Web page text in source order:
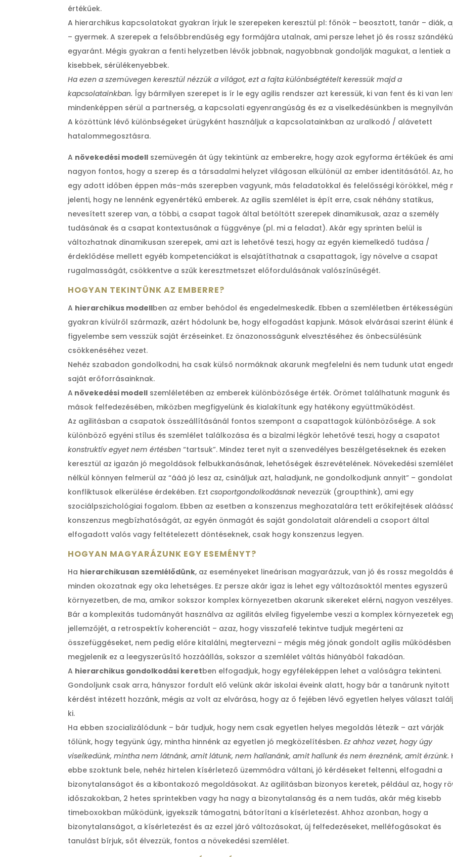
értékűek.
A hierarchikus kapcsolatokat gyakran írjuk le szerepeken keresztül pl: főnök – beosztott, tanár – diák,
– gyermek. A szerepek a felsőbbrendűség egy formájára utalnak, ami persze lehet jó és rossz szándékú
egyaránt. Mégis gyakran a fenti helyzetben lévők jobbnak, nagyobbnak gondolják magukat, a lentiek a
kisebbek, sérülékenyebbek.
Ha ezen a szemüvegen keresztül nézzük a világot, ezt a fajta különbségtételt keressük majd a
kapcsolatainkban. Így bármilyen szerepet is ír le egy agilis rendszer azt keressük, ki van fent és ki van
mindenképpen sérül a partnerség, a kapcsolati egyenrangúság és ez a viselkedésünkben is
A közöttünk lévő különbségeket ürügyként használjuk a kapcsolatainkban az uralkodó / alávetett
hatalommegosztásra.
A növekedési modell szemüvegén át úgy tekintünk az emberekre, hogy azok egyforma értékűek és ami
nagyon fontos, hogy a szerep és a társadalmi helyzet világosan elkülönül az ember identitásától. Az,
egy adott időben éppen más-más szerepben vagyunk, más feladatokkal és felelősségi körökkel, még
jelenti, hogy ne lennénk egyenértékű emberek. Az agilis szemlélet is épít erre, csak néhány statikus,
nevesített szerep van, a többi, a csapat tagok által betöltött szerepek dinamikusak, azaz a személy
tudásának és a csapat kontextusának a függvénye (pl. mi a feladat). Akár egy sprinten belül is
változhatnak dinamikusan szerepek, ami azt is lehetővé teszi, hogy az egyén kiemelkedő tudása /
érdeklődése mellett egyéb kompetenciákat is elsajátíthatnak a csapattagok, így növelve a csapat
rugalmasságát, csökkentve a szűk keresztmetszet előfordulásának valószínűségét.
HOGYAN TEKINTÜNK AZ EMBERRE?
A hierarchikus modellben az ember behódol és engedelmeskedik. Ebben a szemléletben
gyakran kívülről származik, azért hódolunk be, hogy elfogadást kapjunk. Mások elvárásai szerint élünk
figyelembe sem vesszük saját érzéseinket. Ez önazonosságunk elvesztéséhez és önbecsülésünk
csökkenéséhez vezet.
Nehéz szabadon gondolkodni, ha csak külső normáknak akarunk megfelelni és nem tudunk utat
saját erőforrásainknak.
A növekedési modell szemléletében az emberek különbözősége érték. Örömet találhatunk magunk és
mások felfedezésében, miközben megfigyelünk és kialakítunk egy hatékony együttműködést.
Az agilitásban a csapatok összeállításánál fontos szempont a csapattagok különbözősége. A sok
különböző egyéni stílus és szemlélet találkozása és a bizalmi légkör lehetővé teszi, hogy a csapatot
konstruktív egyet nem értésben “tartsuk”. Mindez teret nyit a szenvedélyes beszélgetéseknek és ezeken
keresztül az igazán jó megoldások felbukkanásának, lehetőségek észrevételének. Növekedési szemlélet
nélkül könnyen felmerül az “ááá jó lesz az, csináljuk azt, haladjunk, ne gondolkodjunk annyit” –
konfliktusok elkerülése érdekében. Ezt csoportgondolkodásnak nevezzük (groupthink), ami egy
szociálpszichológiai fogalom. Ebben az esetben a konszenzus meghozatalára tett erőkifejtések
konszenzus megbízhatóságát, az egyén önmagát és saját gondolatait alárendeli a csoport által
elfogadott valós vagy feltételezett döntéseknek, csak hogy konszenzus legyen.
HOGYAN MAGYARÁZUNK EGY ESEMÉNYT?
Ha hierarchikusan szemlélődünk, az eseményeket lineárisan magyarázzuk, van jó és rossz megoldás
minden okozatnak egy oka lehetséges. Ez persze akár igaz is lehet egy változásoktól mentes egyszerű
környezetben, de ma, amikor sokszor komplex környezetben akarunk sikereket elérni, nagyon veszélyes.
Bár a komplexitás tudományát használva az agilitás elvileg figyelembe veszi a komplex környezetek
jellemzőjét, a retrospektív koherenciát – azaz, hogy visszafelé tekintve tudjuk megérteni az
összefüggéseket, nem pedig előre kitalálni, megtervezni – mégis még jónak gondolt agilis működésben
megjelenik ez a leegyszerűsítő hozzáállás, sokszor a szemlélet váltás hiányából fakadóan.
A hierarchikus gondolkodási keretben elfogadjuk, hogy egyféleképpen lehet a valóságra tekinteni.
Gondoljunk csak arra, hányszor fordult elő velünk akár iskolai éveink alatt, hogy bár a tanárunk nyitott
kérdést intézett hozzánk, mégis az volt az elvárása, hogy az ő fejében lévő egyetlen helyes választ
ki.
Ha ebben szocializálódunk – bár tudjuk, hogy nem csak egyetlen helyes megoldás létezik – azt várják
tőlünk, hogy tegyünk úgy, mintha hinnénk az egyetlen jó megközelítésben.Ez ahhoz vezet, hogy úgy
viselkedünk, mintha nem látnánk, amit látunk, nem hallanánk, amit hallunk és nem éreznénk, amit érzünk.
ebbe szoktunk bele, nehéz hirtelen kísérletező üzemmódra váltani, jó kérdéseket feltenni, elfogadni a
bizonytalanságot és a kibontakozó megoldásokat. Az agilitásban bizonyos keretek, például az, hogy
időszakokban, 2 hetes sprintekben vagy ha nagy a bizonytalanság és a nem tudás, akár még kisebb
timeboxokban működünk, igyekszik támogatni, bátorítani a kísérletezést. Ahhoz azonban, hogy a
bizonytalanságot, a kísérletezést és az ezzel járó változásokat, új felfedezéseket, melléfogásokat és
tanulást bírjuk, sőt élvezzük, fontos a növekedési szemlélet.